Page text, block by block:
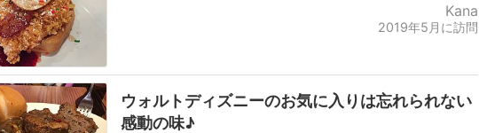
Kana
2019年5月に訪問
ウォルトディズニーのお気に入りは忘れられない
感動の味♪